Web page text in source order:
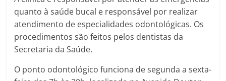
quanto à saúde bucal e responsável por realizar
atendimento de especialidades odontológicas. Os
procedimentos são feitos pelos dentistas da
Secretaria da Saúde.
O ponto odontológico funciona de segunda a sexta-